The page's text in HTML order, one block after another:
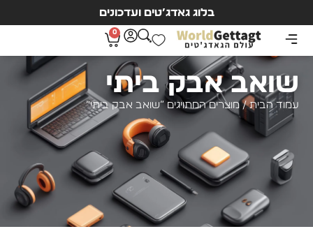
בלוג גאדג’טים ועדכונים
0
שואב אבק ביתי
עמוד הבית/ מוצרים המתויגים “שואב אבק ביתי”